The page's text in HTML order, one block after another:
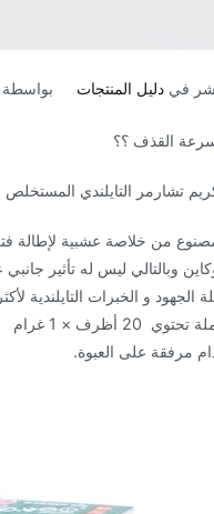
في دليل المنتجات
القذف ؟؟
تشارمر التايلندي
من خلاصة عشبية لإطالة
وبالتالي ليس له تأثير
الجهود و الخبرات التايلندية
أظرف × 1 غرام
مرفقة على العبوة.